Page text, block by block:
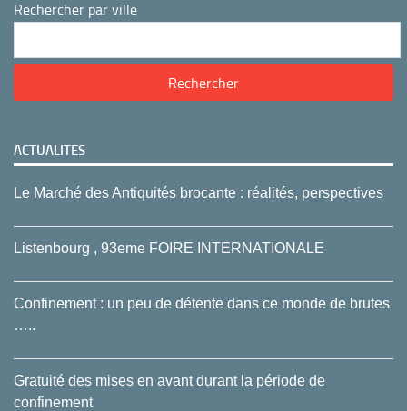
Rechercher par ville
ACTUALITES
Le Marché des Antiquités brocante : réalités, perspectives
Listenbourg , 93eme FOIRE INTERNATIONALE
Confinement : un peu de détente dans ce monde de brutes
…..
Gratuité des mises en avant durant la période de
confinement